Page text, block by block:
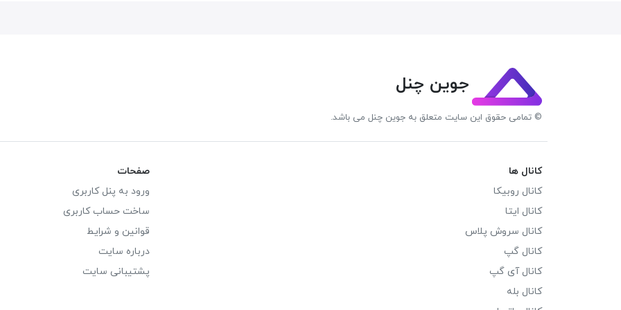
جوین چنل
© تمامی حقوق این سایت متعلق به جوین چنل می باشد.
کانال ها
کانال روبیکا
کانال ایتا
کانال سروش پلاس
کانال گپ
کانال آی گپ
کانال بله
صفحات
ورود به پنل کاربری
ساخت حساب کاربری
قوانین و شرایط
درباره سایت
پشتیبانی سایت